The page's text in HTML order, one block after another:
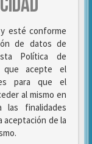
esté conforme
de datos de
Política de
que acepte el
para que el
al mismo en
finalidades
aceptación de la